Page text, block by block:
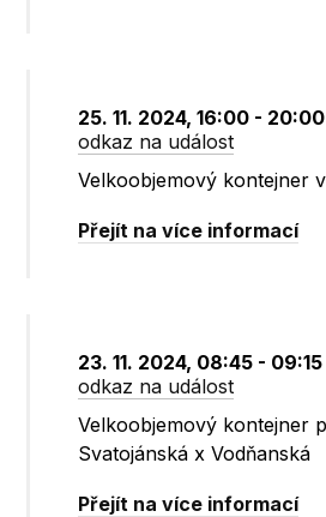
25. 11. 2024, 16:00 - 20:00
odkaz na událost
Velkoobjemový kontejner
Přejít na více informací
23. 11. 2024, 08:45 - 09:15
odkaz na událost
Velkoobjemový kontejner
Svatojánská x Vodňanská
Přejít na více informací